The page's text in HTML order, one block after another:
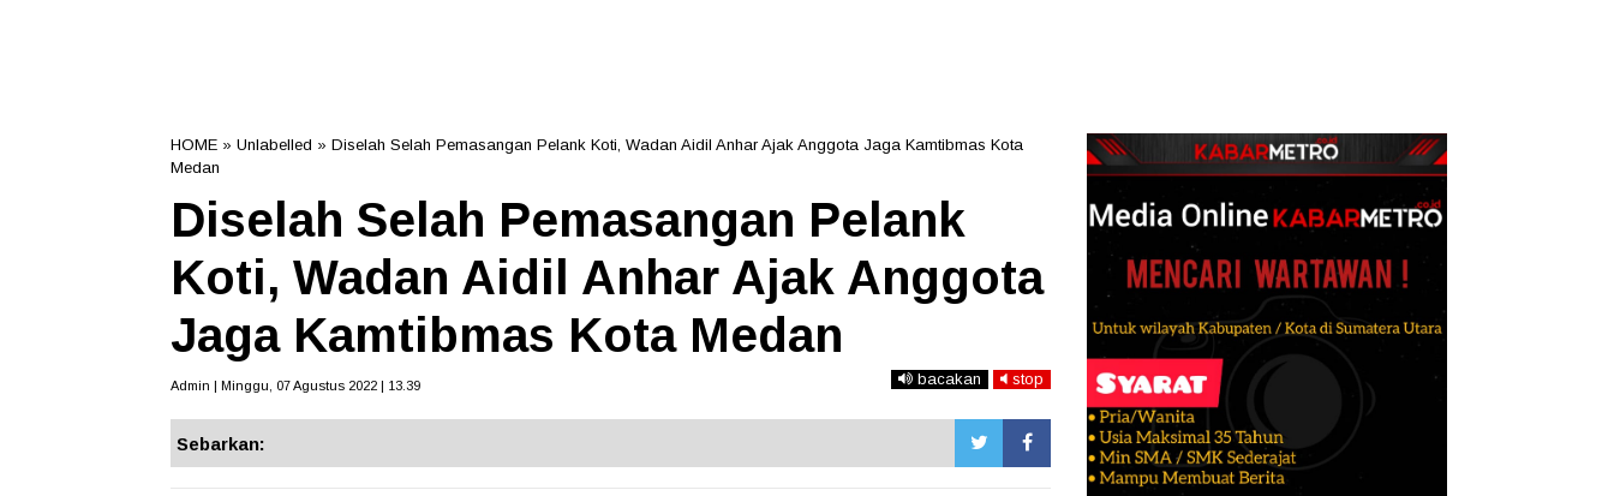
HOME » Unlabelled » Diselah Selah Pemasangan Pelank Koti, Wadan Aidil Anhar Ajak Anggota Jaga Kamtibmas Kota
Medan
Diselah Selah Pemasangan Pelank
Koti, Wadan Aidil Anhar Ajak Anggota
Jaga Kamtibmas Kota Medan
Admin | Minggu, 07 Agustus 2022 | 13.39 bacakan stop
Sebarkan: